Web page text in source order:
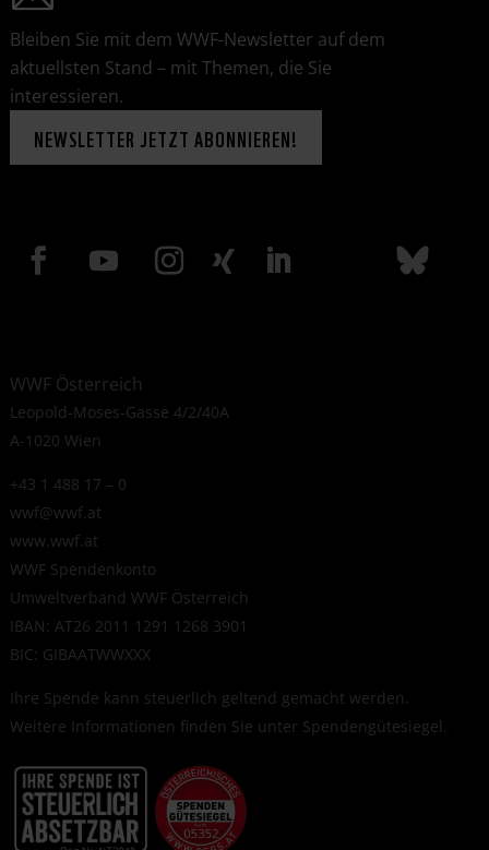
Bleiben Sie mit dem WWF-Newsletter auf dem
aktuellsten Stand – mit Themen, die Sie
interessieren.
NEWSLETTER JETZT ABONNIEREN!
WWF Österreich
Leopold-Moses-Gasse 4/2/40A
A-1020 Wien
+43 1 488 17 – 0
wwf@wwf.at
www.wwf.at
WWF Spendenkonto
Umweltverband WWF Österreich
IBAN: AT26 2011 1291 1268 3901
BIC: GIBAATWWXXX
Ihre Spende kann steuerlich geltend gemacht werden.
Weitere Informationen finden Sie unter Spendengütesiegel.